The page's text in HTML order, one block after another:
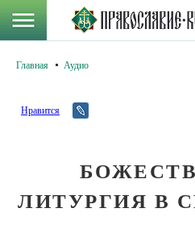
Главная Аудио
Нравится
ЛИТУРГИЯ В